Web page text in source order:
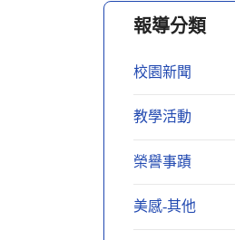
報導分類
校園新聞
教學活動
榮譽事蹟
美感-其他